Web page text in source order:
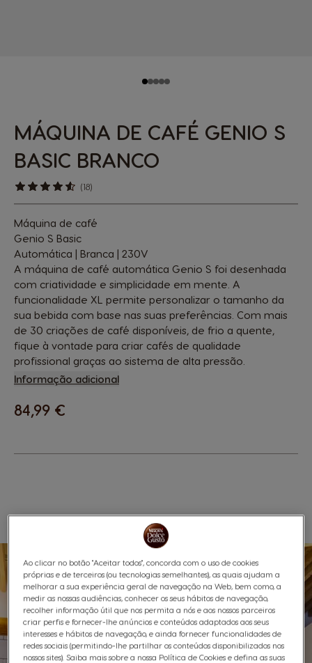
MÁQUINA DE CAFÉ GENIO S
BASIC BRANCO
(18)
Máquina de café
Genio S Basic
Automática | Branca | 230V
A máquina de café automática Genio S foi desenhada
com criatividade e simplicidade em mente. A
funcionalidade XL permite personalizar o tamanho da
sua bebida com base nas suas preferências. Com mais
de 30 criações de café disponíveis, de frio a quente,
fique à vontade para criar cafés de qualidade
profissional graças ao sistema de alta pressão.
Informação adicional
84,99 €
Favoritos
Lista De Desejos
Ao clicar no botão "Aceitar todos", concorda com o uso de cookies
próprias e de terceiros (ou tecnologias semelhantes), as quais ajudam a
melhorar a sua experiência geral de navegação na Web, bem como, a
medir as nossas audiências, conhecer os seus hábitos de navegação,
recolher informação útil que nos permita a nós e aos nossos parceiros
criar perfis e fornecer-lhe anúncios e conteúdos adaptados aos seus
interesses e hábitos de navegação, e ainda fornecer funcionalidades de
redes sociais (permitindo-lhe partilhar os conteúdos disponibilizados nos
nossos sites). Saiba mais sobre a nossa Política de Cookies e defina as suas